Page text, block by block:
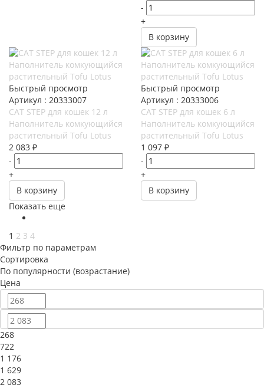
-
+
В корзину
Быстрый просмотр
Артикул : 20333007
CAT STEP для кошек 12 л
Наполнитель комкующийся
растительный Tofu Lotus
2 083 ₽
-
+
В корзину
Быстрый просмотр
Артикул : 20333006
CAT STEP для кошек 6 л
Наполнитель комкующийся
растительный Tofu Lotus
1 097 ₽
-
+
В корзину
Показать еще
1 2 3 4
Фильтр по параметрам
Сортировка
По популярности (возрастание)
Цена
268
722
1 176
1 629
2 083